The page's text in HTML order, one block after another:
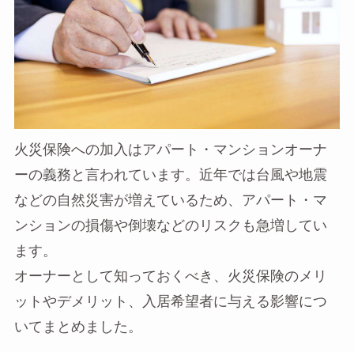
火災保険への加入はアパート・マンションオーナ
ーの義務と言われています。近年では台風や地震
などの自然災害が増えているため、アパート・マ
ンションの損傷や倒壊などのリスクも急増してい
ます。
オーナーとして知っておくべき、火災保険のメリ
ットやデメリット、入居希望者に与える影響につ
いてまとめました。